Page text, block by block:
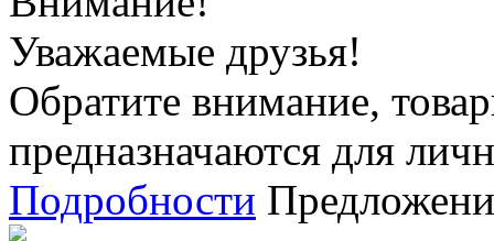
Уважаемые друзья!
Обратите внимание,
предназначаются для
Подробности